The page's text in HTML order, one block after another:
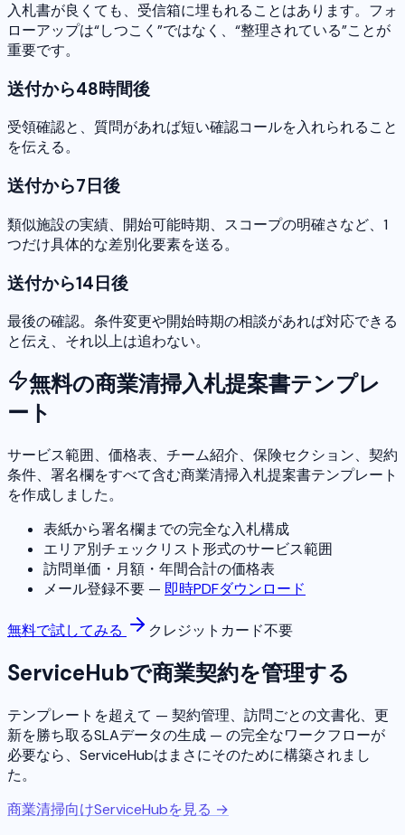
入札書が良くても、受信箱に埋もれることはあります。フォ
ローアップは“しつこく”ではなく、“整理されている”ことが
重要です。
送付から48時間後
受領確認と、質問があれば短い確認コールを入れられること
を伝える。
送付から7日後
類似施設の実績、開始可能時期、スコープの明確さなど、1
つだけ具体的な差別化要素を送る。
送付から14日後
最後の確認。条件変更や開始時期の相談があれば対応できる
と伝え、それ以上は追わない。
無料の商業清掃入札提案書テンプレ
ート
サービス範囲、価格表、チーム紹介、保険セクション、契約
条件、署名欄をすべて含む商業清掃入札提案書テンプレート
を作成しました。
表紙から署名欄までの完全な入札構成
エリア別チェックリスト形式のサービス範囲
訪問単価・月額・年間合計の価格表
メール登録不要 — 即時PDFダウンロード
無料で試してみる クレジットカード不要
ServiceHubで商業契約を管理する
テンプレートを超えて — 契約管理、訪問ごとの文書化、更
新を勝ち取るSLAデータの生成 — の完全なワークフローが
必要なら、ServiceHubはまさにそのために構築されまし
た。
商業清掃向けServiceHubを見る →